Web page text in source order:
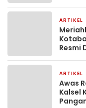
ARTIKEL
Resmi
ARTIKEL
Awas
Kalsel